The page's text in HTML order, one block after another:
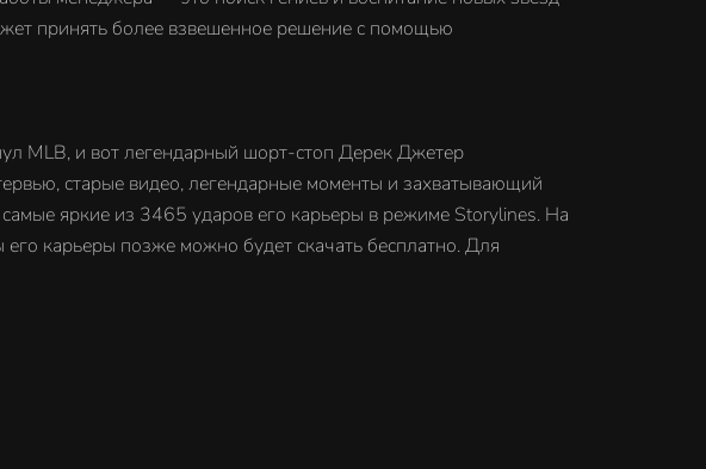
принять более взвешенное решение с помощью
MLB, и вот легендарный шорт-стоп Дерек Джетер
старые видео, легендарные моменты и захватывающий
яркие из 3465 ударов его карьеры в режиме Storylines. На
карьеры позже можно будет скачать бесплатно. Для